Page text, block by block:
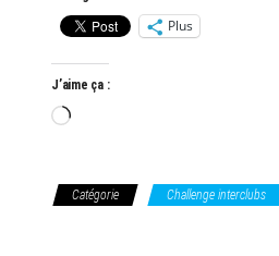
Plus
J’aime ça :
Chargement…
Catégorie Challenge interclubs